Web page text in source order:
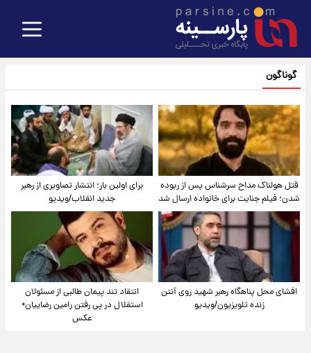
گوناگون
قتل هولناک مداح سرشناس پس از ربوده
شدن؛ فیلم جنایت برای خانواده ارسال شد
برای اولین بار؛ انتشار تصاویری از رهبر
جدید انقلاب/ویدیو
افشای محل پناهگاه‌ رهبر شهید روی آنتن
زنده تلویزیون/ویدیو
انتقاد تند پیمان طالبی از مسئولان
استقلال در پی رفتن رامین رضاییان+
عکس